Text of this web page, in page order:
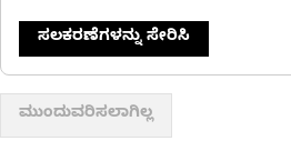
ಸಲಕರಣೆಗಳನ್ನು ಸೇರಿಸಿ
ಮುಂದುವರಿಸಲಾಗಿಲ್ಲ